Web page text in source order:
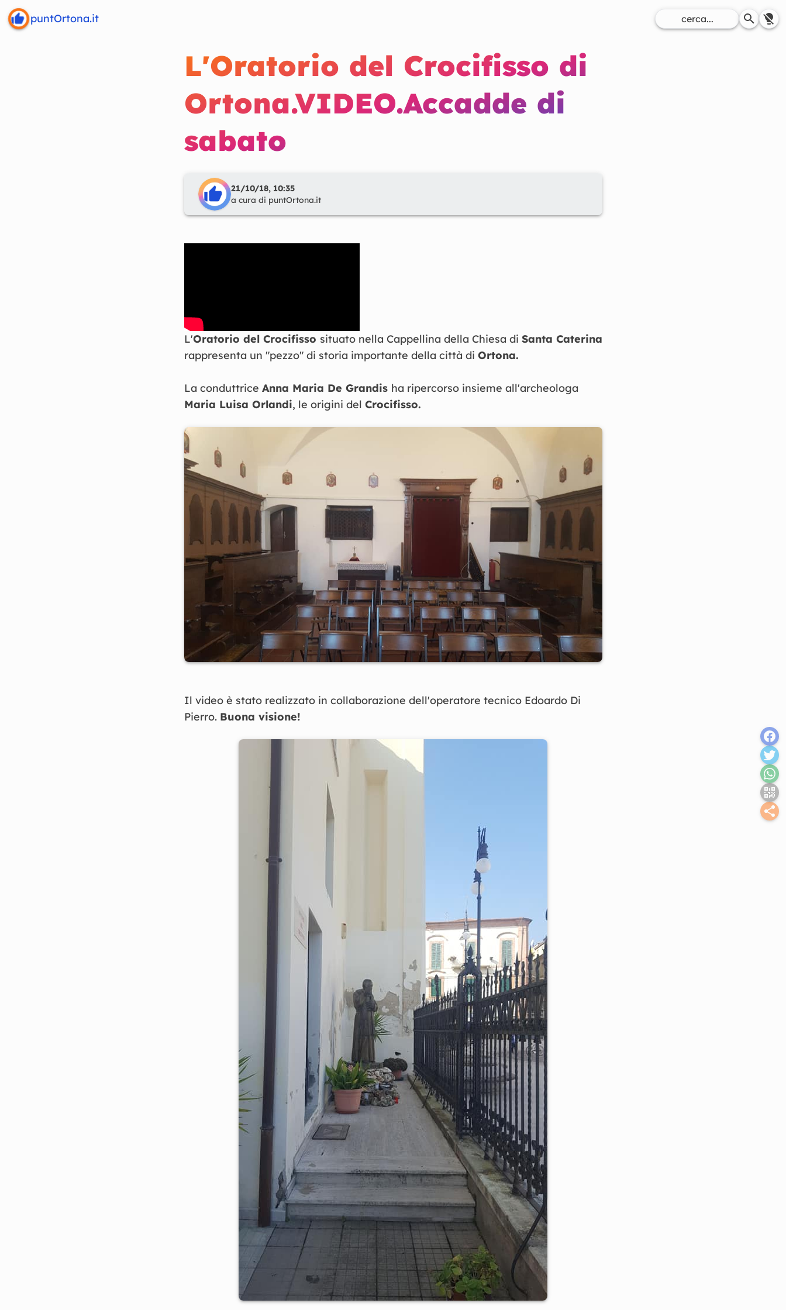
L'Oratorio del Crocifisso di
Ortona.VIDEO.Accadde di
sabato
21/10/18, 10:35
a cura di puntOrtona.it
L'Oratorio del Crocifisso situato nella Cappellina della Chiesa di Santa Caterina
rappresenta un "pezzo" di storia importante della città di Ortona.
La conduttrice Anna Maria De Grandis ha ripercorso insieme all'archeologa
Maria Luisa Orlandi, le origini del Crocifisso.
Il video è stato realizzato in collaborazione dell'operatore tecnico Edoardo Di
Pierro. Buona visione!
puntOrtona.it